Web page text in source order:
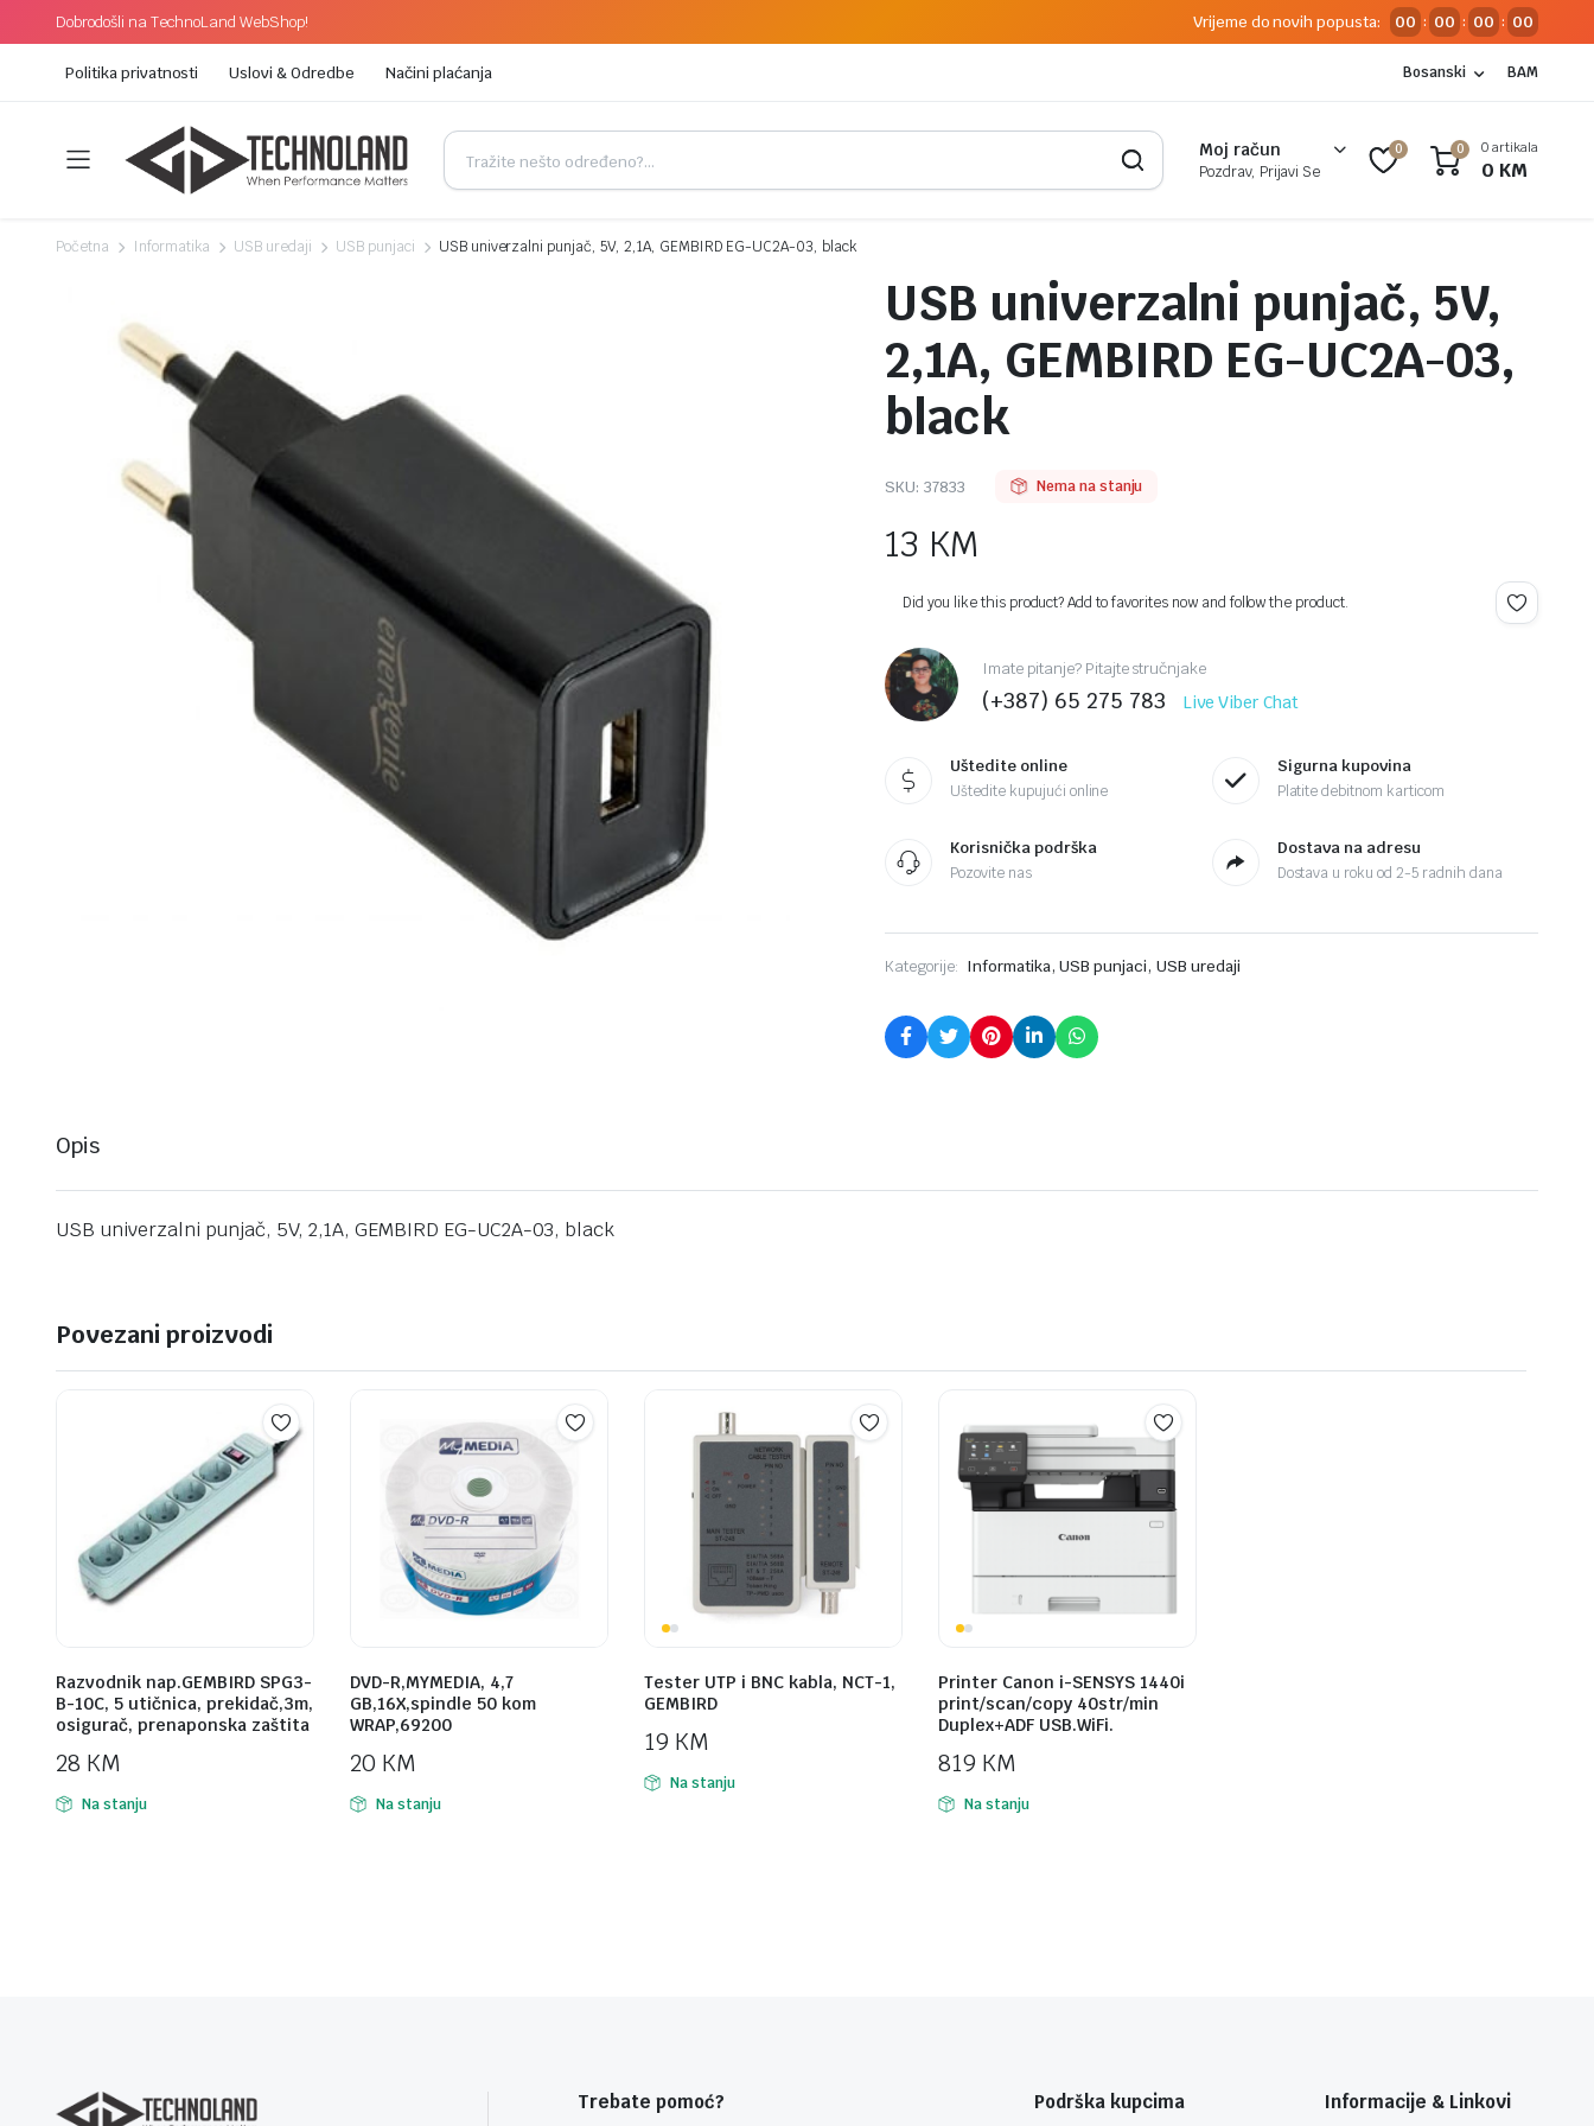
Dobrodošli na TechnoLand WebShop! Vrijeme do novih popusta: 00 : 00 : 00 : 00
Politika privatnosti Uslovi & Odredbe Načini plaćanja Bosanski BAM
Moj račun
Pozdrav, Prijavi Se
0 0 0 artikala
0 KM
Početna Informatika USB uredaji USB punjaci USB univerzalni punjač, 5V, 2,1A, GEMBIRD EG-UC2A-03, black
USB univerzalni punjač, 5V,
2,1A, GEMBIRD EG-UC2A-03,
black
SKU: 37833 Nema na stanju
13 KM
Did you like this product? Add to favorites now and follow the product.
Imate pitanje? Pitajte stručnjake
(+387) 65 275 783 Live Viber Chat
Uštedite online
Uštedite kupujući online
Sigurna kupovina
Platite debitnom karticom
Korisnička podrška
Pozovite nas
Dostava na adresu
Dostava u roku od 2-5 radnih dana
Kategorije: Informatika, USB punjaci, USB uredaji
Opis
USB univerzalni punjač, 5V, 2,1A, GEMBIRD EG-UC2A-03, black
Povezani proizvodi
Razvodnik nap.GEMBIRD SPG3-
B-10C, 5 utičnica, prekidač,3m,
osigurač, prenaponska zaštita
28 KM
Na stanju
DVD-R,MYMEDIA, 4,7
GB,16X,spindle 50 kom
WRAP,69200
20 KM
Na stanju
Tester UTP i BNC kabla, NCT-1,
GEMBIRD
19 KM
Na stanju
Printer Canon i-SENSYS 1440i
print/scan/copy 40str/min
Duplex+ADF USB.WiFi.
819 KM
Na stanju
Trebate pomoć? Podrška kupcima Informacije & Linkovi